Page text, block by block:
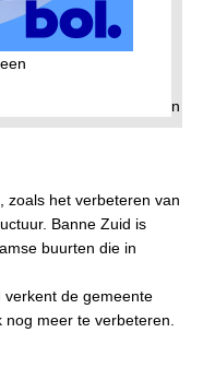
over de projectnota
verwerkt en
naar het college van
daarna naar de
het najaar van 2021 een
zoals het verbeteren van
Banne Zuid is
buurten die in
de gemeente
meer te verbeteren.